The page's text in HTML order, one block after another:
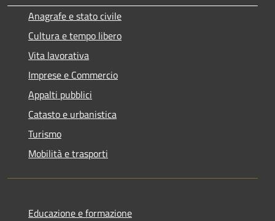
Anagrafe e stato civile
Cultura e tempo libero
Vita lavorativa
Imprese e Commercio
Appalti pubblici
Catasto e urbanistica
Turismo
Mobilità e trasporti
Educazione e formazione